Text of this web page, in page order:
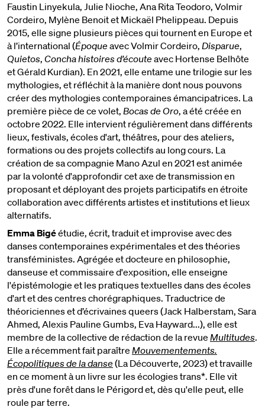
Faustin Linyekula, Julie Nioche, Ana Rita Teodoro, Volmir
Cordeiro, Mylène Benoit et Mickaël Phelippeau. Depuis
2015, elle signe plusieurs pièces qui tournent en Europe et
à l’international (Époque avec Volmir Cordeiro, Disparue,
Quietos, Concha histoires d’écoute avec Hortense Belhôte
et Gérald Kurdian). En 2021, elle entame une trilogie sur les
mythologies, et réfléchit à la manière dont nous pouvons
créer des mythologies contemporaines émancipatrices. La
première pièce de ce volet, Bocas de Oro, a été créée en
octobre 2022. Elle intervient régulièrement dans différents
lieux, festivals, écoles d'art, théâtres, pour des ateliers,
formations ou des projets collectifs au long cours. La
création de sa compagnie Mano Azul en 2021 est animée
par la volonté d'approfondir cet axe de transmission en
proposant et déployant des projets participatifs en étroite
collaboration avec différents artistes et institutions et lieux
alternatifs.
Emma Bigéétudie, écrit, traduit et improvise avec des
danses contemporaines expérimentales et des théories
transféministes. Agrégée et docteure en philosophie,
danseuse et commissaire d'exposition, elle enseigne
l'épistémologie et les pratiques textuelles dans des écoles
d'art et des centres chorégraphiques. Traductrice de
théoriciennes et d’écrivaines queers (Jack Halberstam, Sara
Ahmed, Alexis Pauline Gumbs, Eva Hayward...), elle est
membre de la collective de rédaction de la revue Multitudes.
Elle a récemment fait paraître Mouvementements.
Écopolitiques de la danse (La Découverte, 2023) et travaille
en ce moment à un livre sur les écologies trans*. Elle vit
près d'une forêt dans le Périgord et, dès qu'elle peut, elle
roule par terre.